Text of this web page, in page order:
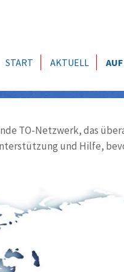
START AKTUELL
TO-Netzwerk, das
und Hilfe,